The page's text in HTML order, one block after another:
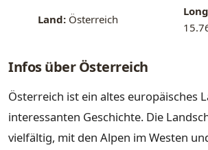
Land: Österreich
Infos über Österreich
Österreich ist ein altes europäisches
interessanten Geschichte. Die
vielfältig, mit den Alpen im Westen